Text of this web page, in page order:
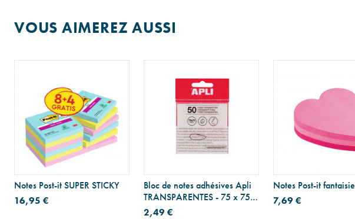
VOUS AIMEREZ AUSSI
Notes Post-it SUPER STICKY
16,95 €
Bloc de notes adhésives Apli
TRANSPARENTES - 75 x 75
mm
2,49 €
Notes Post-it fantaisie
7,69 €